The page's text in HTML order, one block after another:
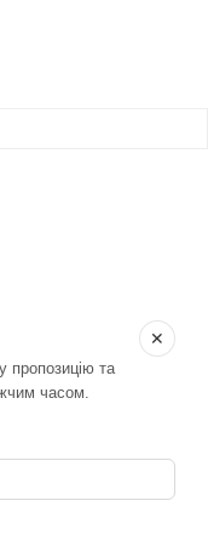
✕
пропозицію та
часом.